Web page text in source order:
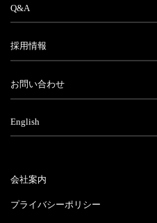
Q&A
採用情報
お問い合わせ
English
会社案内
プライバシーポリシー